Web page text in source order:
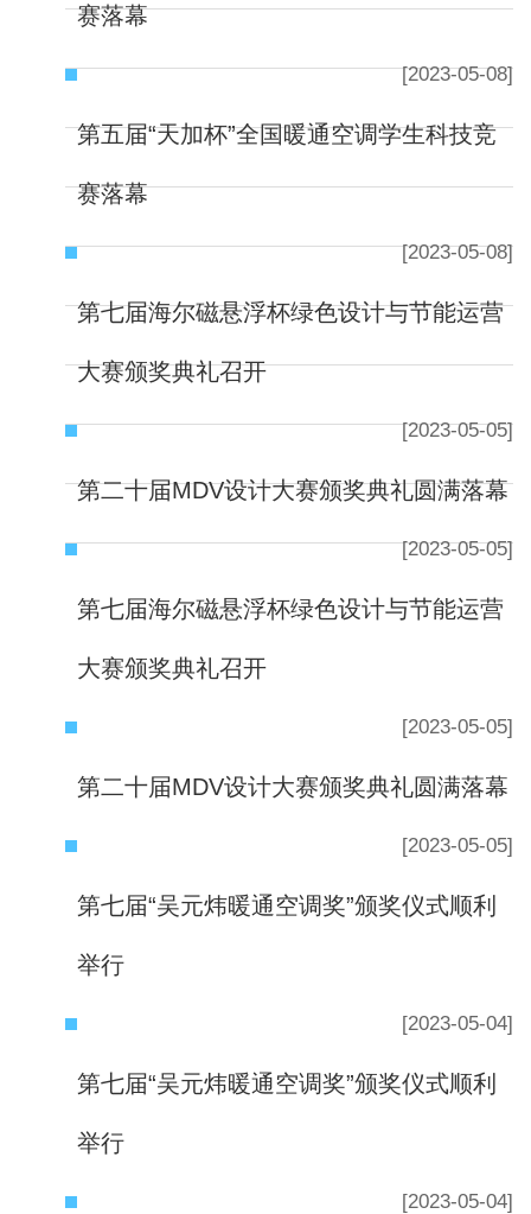
赛落幕
[2023-05-08]
第五届“天加杯”全国暖通空调学生科技竞
赛落幕
[2023-05-08]
第七届海尔磁悬浮杯绿色设计与节能运营
大赛颁奖典礼召开
[2023-05-05]
第二十届MDV设计大赛颁奖典礼圆满落幕
[2023-05-05]
第七届海尔磁悬浮杯绿色设计与节能运营
大赛颁奖典礼召开
[2023-05-05]
第二十届MDV设计大赛颁奖典礼圆满落幕
[2023-05-05]
第七届“吴元炜暖通空调奖”颁奖仪式顺利
举行
[2023-05-04]
第七届“吴元炜暖通空调奖”颁奖仪式顺利
举行
[2023-05-04]